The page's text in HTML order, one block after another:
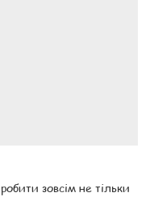
зовсім не тільки